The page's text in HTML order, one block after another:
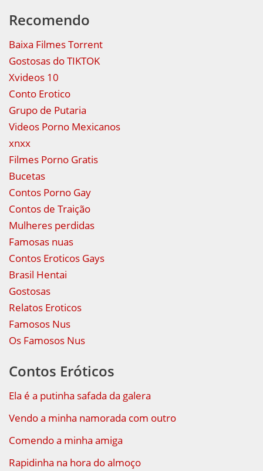
Recomendo
Baixa Filmes Torrent
Gostosas do TIKTOK
Xvideos 10
Conto Erotico
Grupo de Putaria
Videos Porno Mexicanos
xnxx
Filmes Porno Gratis
Bucetas
Contos Porno Gay
Contos de Traição
Mulheres perdidas
Famosas nuas
Contos Eroticos Gays
Brasil Hentai
Gostosas
Relatos Eroticos
Famosos Nus
Os Famosos Nus
Contos Eróticos
Ela é a putinha safada da galera
Vendo a minha namorada com outro
Comendo a minha amiga
Rapidinha na hora do almoço